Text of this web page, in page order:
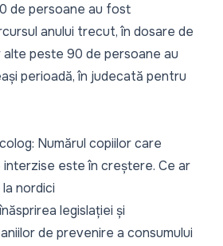
de persoane au fost
anului trecut, în dosare de
peste 90 de persoane au
perioadă, în judecată pentru
Numărul copiilor care
este în creștere. Ce ar
nordici
legislației și
de prevenire a consumului